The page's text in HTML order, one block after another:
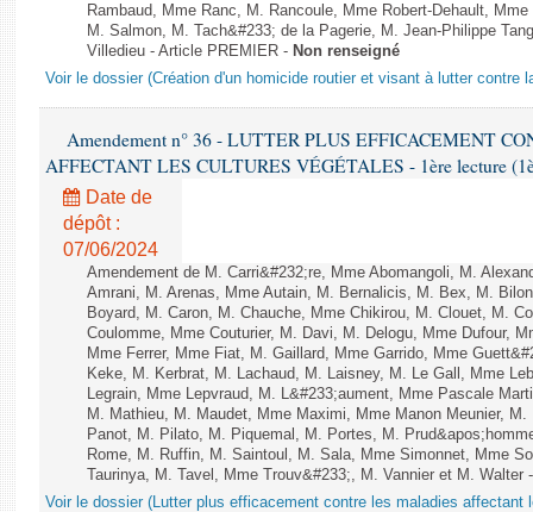
Rambaud, Mme Ranc, M. Rancoule, Mme Robert-Dehault,
M. Salmon, M. Tach&#233; de la Pagerie, M. Jean-Philippe
Villedieu - Article PREMIER - Non renseigné
Voir le dossier (Création d'un homicide routier et visant à lutter contre
Amendement n° 36 - LUTTER PLUS EFFICACEMENT
AFFECTANT LES CULTURES VÉGÉTALES - 1ère lecture
Date de
dépôt :
07/06/2024
Amendement de M. Carri&#232;re, Mme Abomangoli, M.
Amrani, M. Arenas, Mme Autain, M. Bernalicis, M. Bex, M.
Boyard, M. Caron, M. Chauche, Mme Chikirou, M. Clouet, M.
Coulomme, Mme Couturier, M. Davi, M. Delogu, Mme Dufour,
Mme Ferrer, Mme Fiat, M. Gaillard, Mme Garrido, Mme
Keke, M. Kerbrat, M. Lachaud, M. Laisney, M. Le Gall, Mme
Legrain, Mme Lepvraud, M. L&#233;aument, Mme Pascale
M. Mathieu, M. Maudet, Mme Maximi, Mme Manon Meunier,
Panot, M. Pilato, M. Piquemal, M. Portes, M.
Rome, M. Ruffin, M. Saintoul, M. Sala, Mme Simonnet, Mme
Taurinya, M. Tavel, Mme Trouv&#233;, M. Vannier et M.
Voir le dossier (Lutter plus efficacement contre les maladies affectant